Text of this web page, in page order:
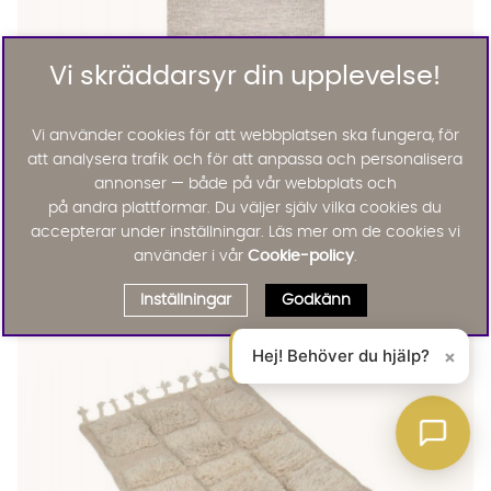
VANNA Matta Melange 160x230 Finns även i dessa färger:
VANNA Matta Melange 160x230
VANNA Matta Melange 160x230
Lägg till
Vi skräddarsyr din upplevelse!
Vi använder cookies för att webbplatsen ska fungera, för
att analysera trafik och för att anpassa och personalisera
annonser — både på vår webbplats och
på andra plattformar. Du väljer själv vilka cookies du
accepterar under inställningar. Läs mer om de cookies vi
använder i vår Cookie-policy.
Inställningar Godkänn
Hej! Behöver du hjälp? ×